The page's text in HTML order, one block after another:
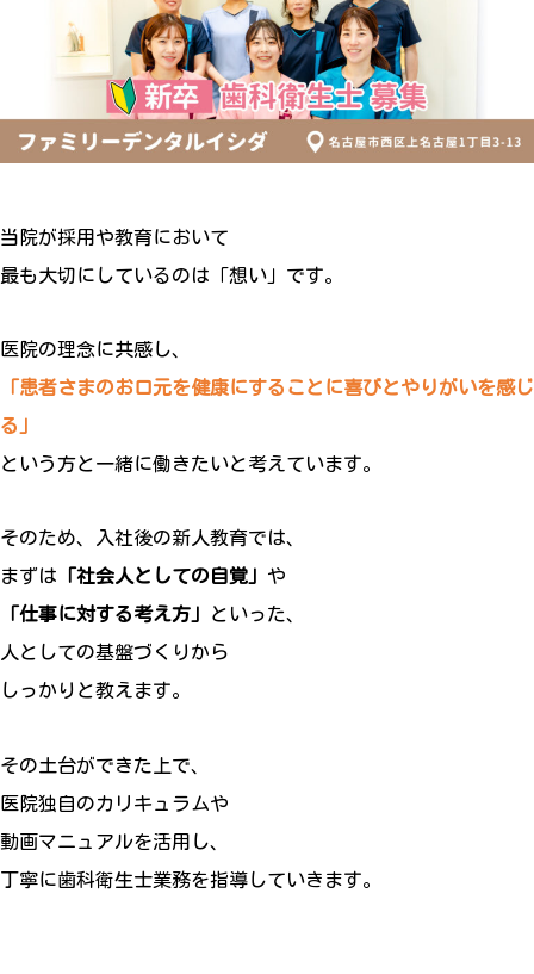
当院が採用や教育において
最も大切にしているのは「想い」です。
医院の理念に共感し、
「患者さまのお口元を健康にすることに喜びとやりがいを感じ
る」
という方と一緒に働きたいと考えています。
そのため、入社後の新人教育では、
まずは 「社会人としての自覚」 や
「仕事に対する考え方」
といった、
人としての基盤づくりから
しっかりと教えます。
その土台ができた上で、
医院独自のカリキュラムや
動画マニュアルを活用し、
丁寧に歯科衛生士業務を指導していきます。